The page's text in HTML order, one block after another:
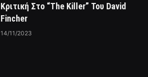
Κριτική Στο “The Killer” Του David
Fincher
14/11/2023